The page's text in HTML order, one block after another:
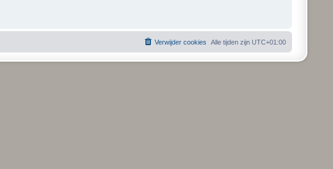
Alle tijden zijn UTC+01:00
Verwijder cookies